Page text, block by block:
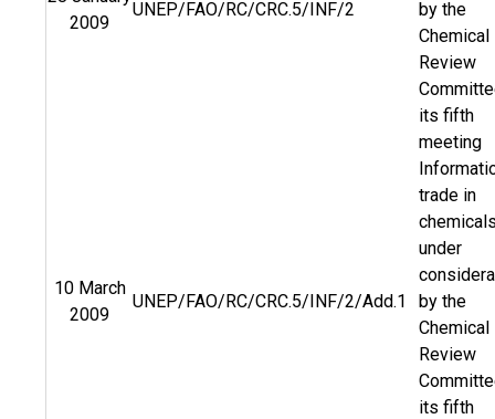
2009
UNEP/FAO/RC/CRC.5/INF/2
by the
Chemical
Review
its fifth
meeting
10 March
2009
UNEP/FAO/RC/CRC.5/INF/2/Add.1
trade in
under
by the
Chemical
Review
its fifth